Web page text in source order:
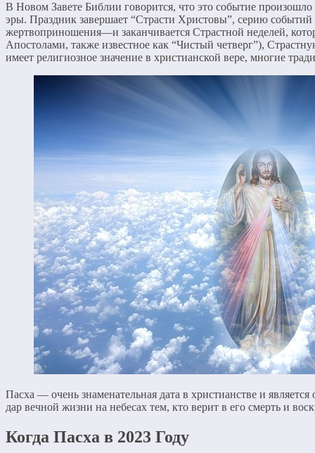
В Новом Завете Библии говорится, что это событие
эры. Праздник завершает “Страсти Христовы”, серию
жертвоприношения—и заканчивается Страстной неделей,
Апостолами, также известное как “Чистый четверг”),
имеет религиозное значение в христианской вере, многие
Пасха — очень знаменательная дата в христианстве и
дар вечной жизни на небесах тем, кто верит в его смерть и
Когда Пасха в 2023 Году